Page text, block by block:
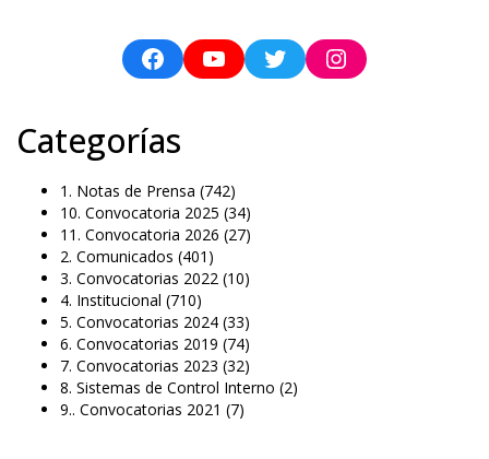
Categorías
1. Notas de Prensa (742)
10. Convocatoria 2025 (34)
11. Convocatoria 2026 (27)
2. Comunicados (401)
3. Convocatorias 2022 (10)
4. Institucional (710)
5. Convocatorias 2024 (33)
6. Convocatorias 2019 (74)
7. Convocatorias 2023 (32)
8. Sistemas de Control Interno (2)
9.. Convocatorias 2021 (7)